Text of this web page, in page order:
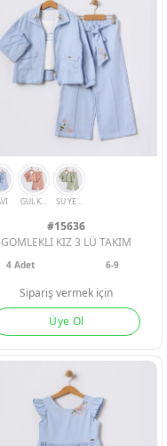
TAS YESIL
#15636
GOMLEKLI KIZ 3 LÜ TAKIM
4 Adet 6-9
Sipariş vermek için
Üye Ol